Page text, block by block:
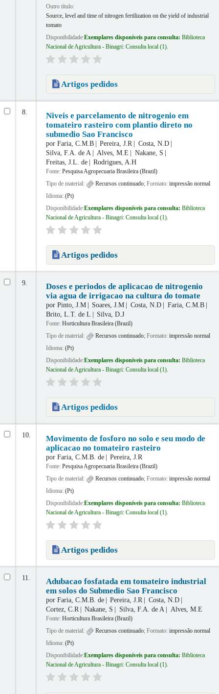
Outro título:
Source, level and time of nitrogen fertilization on the yield of industrial
tomato
Disponibilidade:Exemplares disponíveis para consulta: Biblioteca
Nacional de Agricultura - Binagri: Consulta local (1).
Artigos pedidos
8.
Niveis e parcelamento de nitrogenio em
tomateiro rasteiro com plantio direto no
submedio Sao Francisco
por Faria, C.M.B Pereira, J.R
Costa, N.D
Silva, F.A. de A
Alves, M.E
Nakane, S
Freitas, J.L. de
Rodrigues, A.H
Fonte: Pesquisa Agropecuaria Brasileira (Brazil)
Tipo de material:
Recursos continuado; Formato: impressão normal
Idioma: (Pt)
Disponibilidade:Exemplares disponíveis para consulta: Biblioteca
Nacional de Agricultura - Binagri: Consulta local (1).
Artigos pedidos
9.
Doses e periodos de aplicacao de nitrogenio
via agua de irrigacao na cultura do tomate
por Pinto, J.M Soares, J.M Costa, N.D
Faria, C.M.B
Brito, L.T. de L
Silva, D.J
Fonte: Horticultura Brasileira (Brazil)
Tipo de material:
Recursos continuado; Formato: impressão normal
Idioma: (Pt)
Disponibilidade:Exemplares disponíveis para consulta: Biblioteca
Nacional de Agricultura - Binagri: Consulta local (1).
Artigos pedidos
10.
Movimento de fosforo no solo e seu modo de
aplicacao no tomateiro rasteiro
por Faria, C.M.B. de Pereira, J.R
Fonte: Pesquisa Agropecuaria Brasileira (Brazil)
Tipo de material:
Recursos continuado; Formato: impressão normal
Idioma: (Pt)
Disponibilidade:Exemplares disponíveis para consulta: Biblioteca
Nacional de Agricultura - Binagri: Consulta local (1).
Artigos pedidos
11.
Adubacao fosfatada em tomateiro industrial
em solos do Submedio Sao Francisco
por Faria, C.M.B. de Pereira, J.R
Costa, N.D
Cortez, C.R
Nakane, S Silva, F.A. de A Alves, M.E
Fonte: Horticultura Brasileira (Brazil)
Tipo de material:
Recursos continuado; Formato: impressão normal
Idioma: (Pt)
Disponibilidade:Exemplares disponíveis para consulta: Biblioteca
Nacional de Agricultura - Binagri: Consulta local (1).